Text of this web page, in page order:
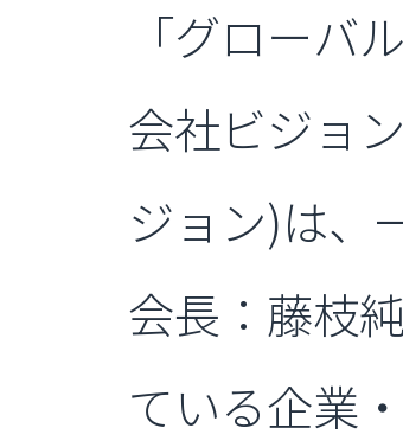
「グローバ
会社ビジョ
ジョン)は、
会長：藤枝
ている企業